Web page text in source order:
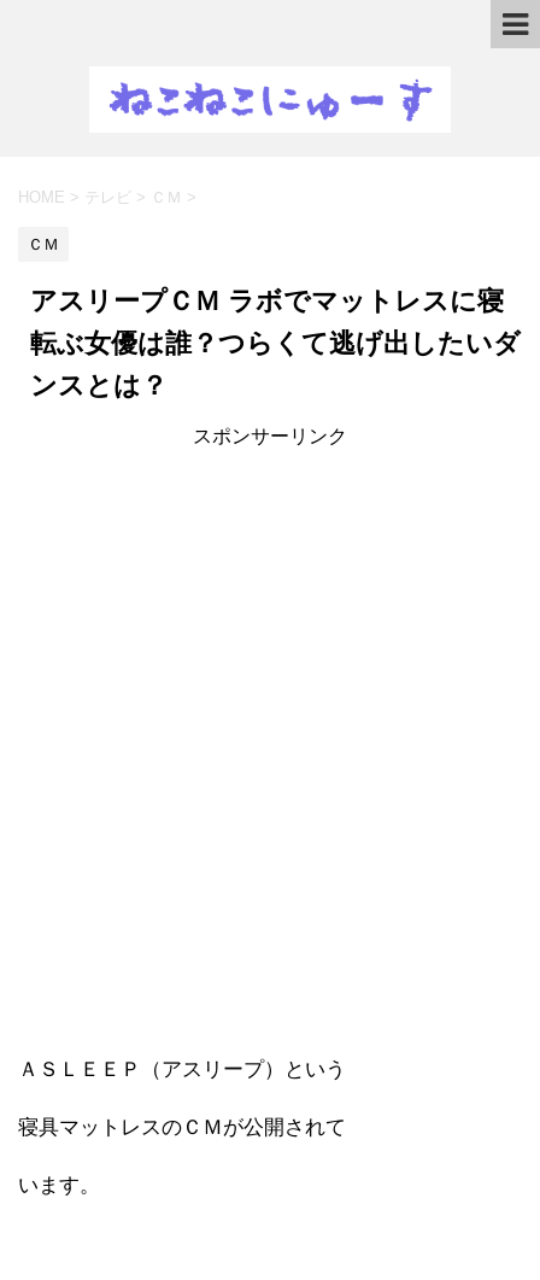
HOME > テレビ > ＣＭ >
ＣＭ
アスリープＣＭ ラボでマットレスに寝
転ぶ女優は誰？つらくて逃げ出したいダ
ンスとは？
スポンサーリンク
ＡＳＬＥＥＰ（アスリープ）という
寝具マットレスのＣＭが公開されて
います。